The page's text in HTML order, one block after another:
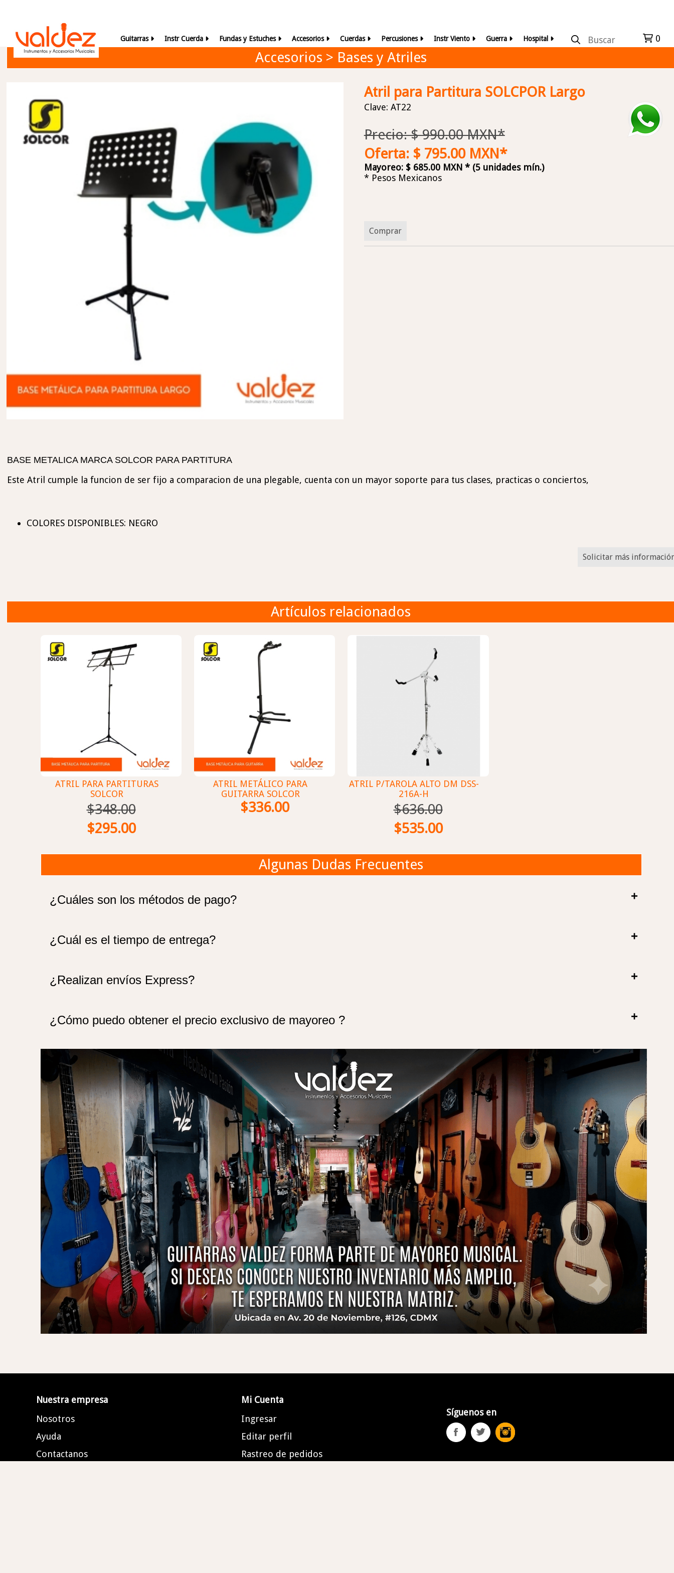
0
Guitarras Instr Cuerda Fundas y Estuches Accesorios Cuerdas Percusiones Instr Viento Guerra Hospital
Accesorios > Bases y Atriles
Atril para Partitura SOLCPOR Largo
Clave: AT22
Precio: $ 990.00 MXN*
Oferta: $ 795.00 MXN*
Mayoreo: $ 685.00 MXN * (5 unidades mín.)
* Pesos Mexicanos
Comprar
BASE METALICA MARCA SOLCOR PARA PARTITURA
Este Atril cumple la funcion de ser fijo a comparacion de una plegable, cuenta con un mayor soporte para tus clases, practicas o conciertos,
COLORES DISPONIBLES: NEGRO
Solicitar más
Artículos relacionados
ATRIL PARA PARTITURAS
SOLCOR
$348.00
$295.00
ATRIL METÁLICO PARA
GUITARRA SOLCOR
$336.00
ATRIL P/TAROLA ALTO DM DSS-
216A-H
$636.00
$535.00
Algunas Dudas Frecuentes
¿Cuáles son los métodos de pago?
¿Cuál es el tiempo de entrega?
¿Realizan envíos Express?
¿Cómo puedo obtener el precio exclusivo de mayoreo ?
Nuestra empresa
Nosotros
Ayuda
Contactanos
Mi Cuenta
Ingresar
Editar perfil
Rastreo de pedidos
Síguenos en